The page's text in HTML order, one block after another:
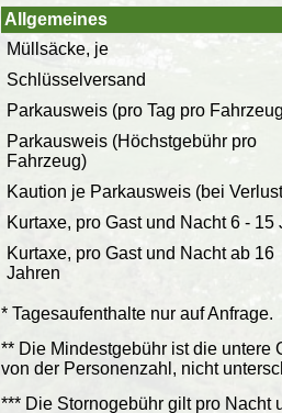
Allgemeines
Müllsäcke, je
Schlüsselversand
Parkausweis (pro Tag pro
Parkausweis (Höchstgebühr pro
Fahrzeug)
Kaution je Parkausweis (bei
Kurtaxe, pro Gast und Nacht 6 - 15
Kurtaxe, pro Gast und Nacht ab 16
Jahren
* Tagesaufenthalte nur auf Anfrage.
** Die Mindestgebühr ist die untere
von der Personenzahl, nicht
*** Die Stornogebühr gilt pro Nacht